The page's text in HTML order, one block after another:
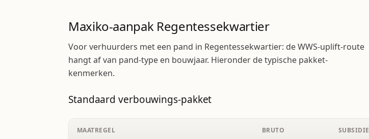
Maxiko-aanpak Regentessekwartier
Voor verhuurders met een pand in Regentessekwartier: de WWS-uplift-route
hangt af van pand-type en bouwjaar. Hieronder de typische pakket-
kenmerken.
Standaard verbouwings-pakket
MAATREGEL BRUTO SUBSIDIE